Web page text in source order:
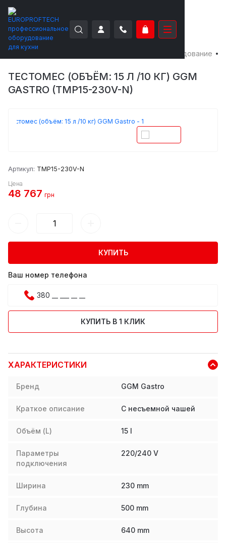
EUROPROFTECH Электро-механическое оборудование
ТЕСТОМЕС (ОБЪЁМ: 15 Л /10 КГ) GGM
GASTRO (TMP15-230V-N)
Артикул: TMP15-230V-N
Цена
48 767 грн
КУПИТЬ
Ваш номер телефона
КУПИТЬ В 1 КЛИК
ХАРАКТЕРИСТИКИ
Бренд GGM Gastro
Краткое описание С несъемной чашей
Объём (L) 15 l
Параметры
подключения
220/240 V
Ширина 230 mm
Глубина 500 mm
Высота 640 mm